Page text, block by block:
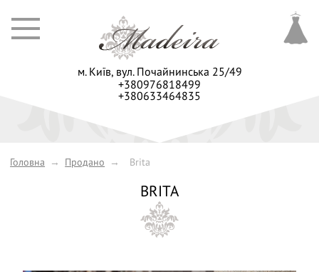
+380976818499
+380633464835
м. Київ, вул. Почайнинська 25/49
Головна → Продано → Brita
BRITA